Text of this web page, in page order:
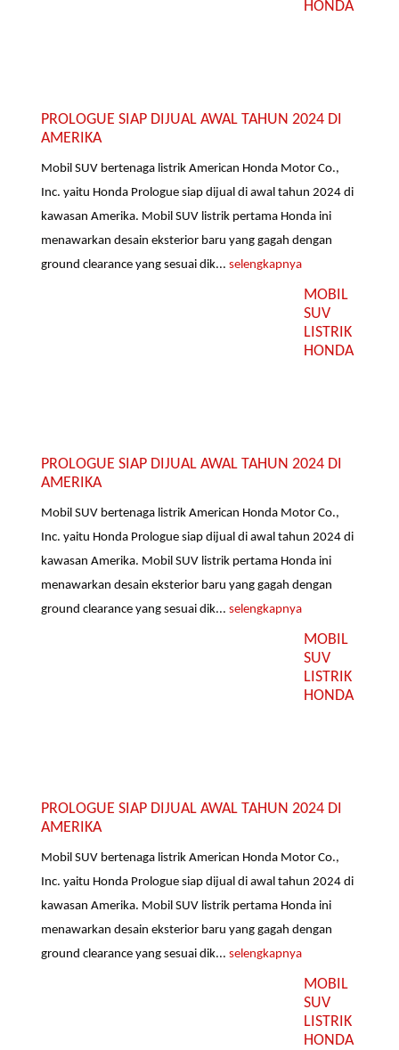
HONDA
PROLOGUE SIAP DIJUAL AWAL TAHUN 2024 DI
AMERIKA
Mobil SUV bertenaga listrik American Honda Motor Co.,
Inc. yaitu Honda Prologue siap dijual di awal tahun 2024 di
kawasan Amerika. Mobil SUV listrik pertama Honda ini
menawarkan desain eksterior baru yang gagah dengan
ground clearance yang sesuai dik...selengkapnya
MOBIL
SUV
LISTRIK
HONDA
PROLOGUE SIAP DIJUAL AWAL TAHUN 2024 DI
AMERIKA
Mobil SUV bertenaga listrik American Honda Motor Co.,
Inc. yaitu Honda Prologue siap dijual di awal tahun 2024 di
kawasan Amerika. Mobil SUV listrik pertama Honda ini
menawarkan desain eksterior baru yang gagah dengan
ground clearance yang sesuai dik...selengkapnya
MOBIL
SUV
LISTRIK
HONDA
PROLOGUE SIAP DIJUAL AWAL TAHUN 2024 DI
AMERIKA
Mobil SUV bertenaga listrik American Honda Motor Co.,
Inc. yaitu Honda Prologue siap dijual di awal tahun 2024 di
kawasan Amerika. Mobil SUV listrik pertama Honda ini
menawarkan desain eksterior baru yang gagah dengan
ground clearance yang sesuai dik...selengkapnya
MOBIL
SUV
LISTRIK
HONDA